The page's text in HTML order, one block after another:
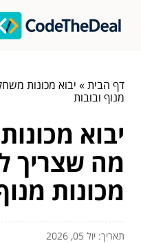
דף הבית» יבוא מכונות
מנוף ובובות
יבוא
מה שצריך
מכונות
תאריך: יול 05, 2026